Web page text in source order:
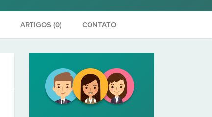
ARTIGOS (0) CONTATO